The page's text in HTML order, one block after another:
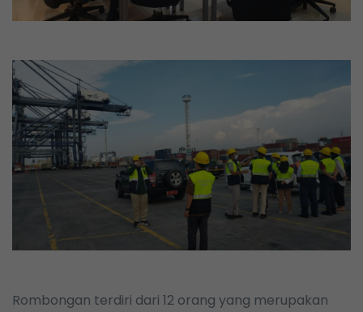
Rombongan terdiri dari 12 orang yang merupakan